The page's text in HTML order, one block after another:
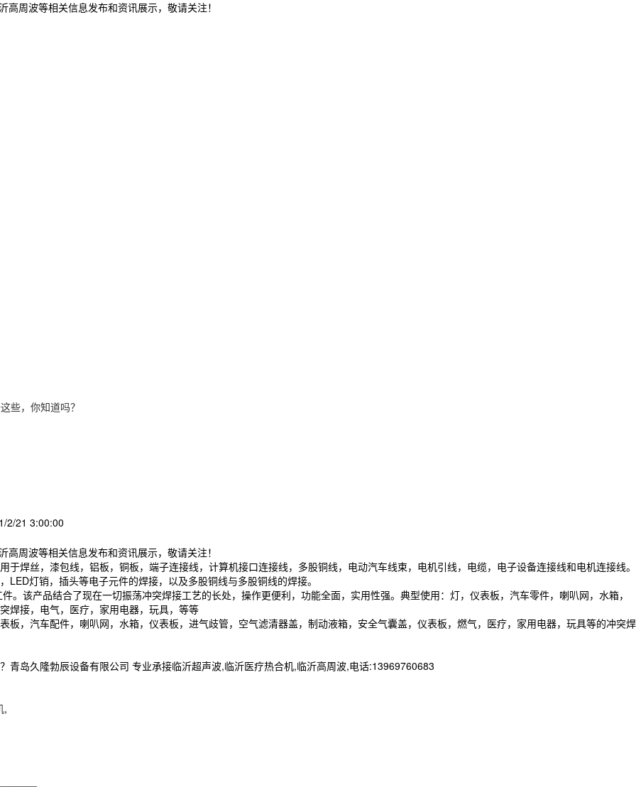
高周波等相关信息发布和资讯展示，敬请关注！
些，你知道吗？
2/21 3:00:00
高周波等相关信息发布和资讯展示，敬请关注！
于焊丝，漆包线，铝板，铜板，端子连接线，计算机接口连接线，多股铜线，电动汽车线束，电机引线，电缆，电子设备连接线和电机连接线。
灯销，插头等电子元件的焊接，以及多股铜线与多股铜线的焊接。
。该产品结合了现在一切振荡冲突焊接工艺的长处，操作更便利，功能全面，实用性强。典型使用：灯，仪表板，汽车零件，喇叭网，水箱，
焊接，电气，医疗，家用电器，玩具，等等
，汽车配件，喇叭网，水箱，仪表板，进气歧管，空气滤清器盖，制动液箱，安全气囊盖，仪表板，燃气，医疗，家用电器，玩具等的冲突焊
青岛久隆勃辰设备有限公司 专业承接临沂超声波,临沂医疗热合机,临沂高周波,电话:13969760683
,